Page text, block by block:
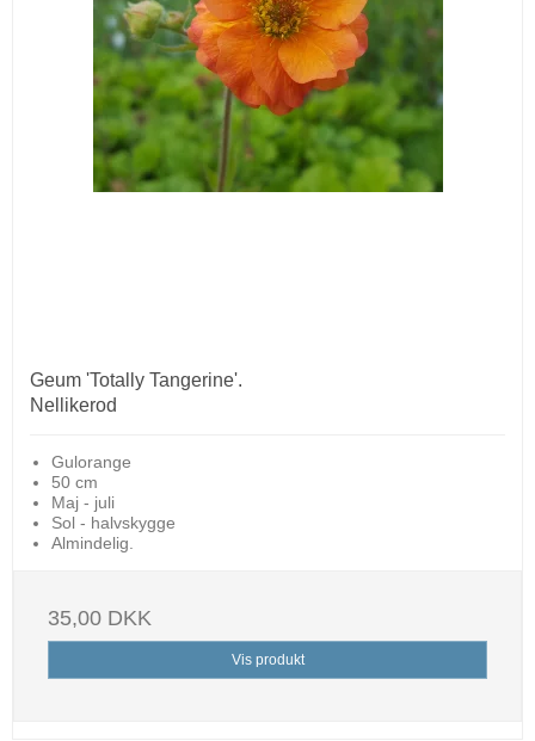
Geum 'Totally Tangerine'.
Nellikerod
Gulorange
50 cm
Maj - juli
Sol - halvskygge
Almindelig.
35,00 DKK
Vis produkt